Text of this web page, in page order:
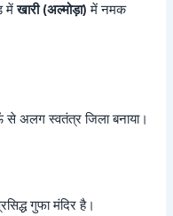
मेंखारी (अल्मोड़ा) में नमक
अलग स्वतंत्र जिला बनाया।
गुफा मंदिर है।